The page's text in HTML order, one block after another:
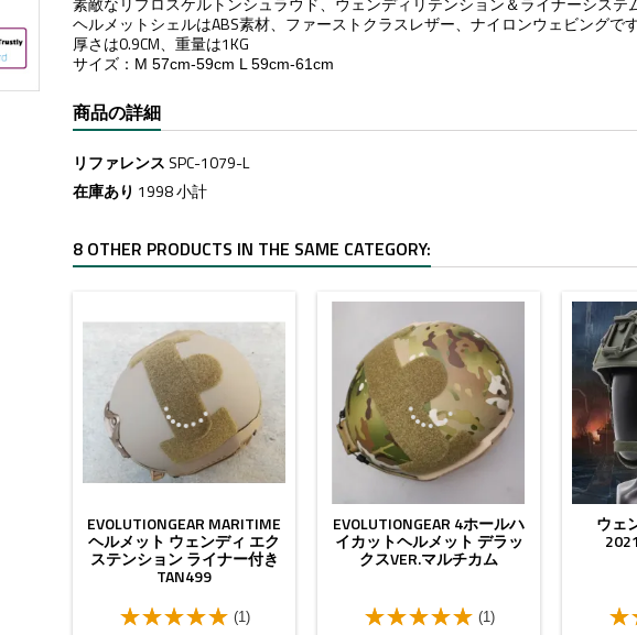
ヘルメットシェルはABS素材、ファーストクラスレザー、ナイロンウェビングです
厚さは0.9CM、重量は1KG
サイズ：M 57cm-59cm L 59cm-61cm
商品の詳細
リファレンス SPC-1079-L
在庫あり 1998 小計
8 OTHER PRODUCTS IN THE SAME CATEGORY:
EVOLUTIONGEAR MARITIME
ヘルメット ウェンディ エク
ステンション ライナー付き
TAN499
(1)
EVOLUTIONGEAR 4ホールハ
イカットヘルメット デラッ
クスVER.マルチカム
(1)
ウェ